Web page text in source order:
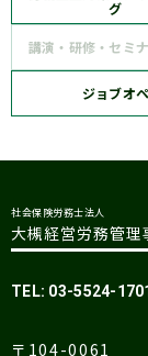
グ
講演・研修・セミ
ジョブオペ
社会保険労務士法人
大槻経営労務管理
TEL: 03-5524-
〒104-0061